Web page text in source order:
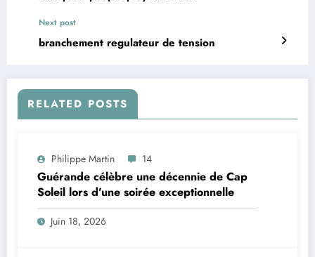
Next post
branchement regulateur de tension
RELATED POSTS
Philippe Martin 14
Guérande célèbre une décennie de Cap
Soleil lors d’une soirée exceptionnelle
Juin 18, 2026